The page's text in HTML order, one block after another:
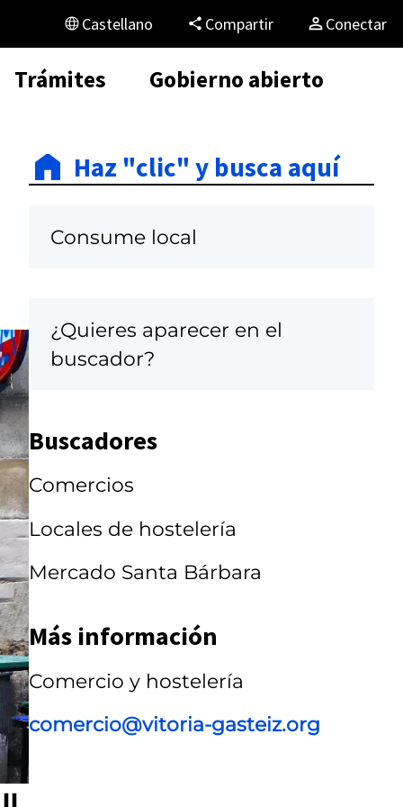
Castellano Compartir Conectar
Trámites Gobierno abierto
C
a
r
r
u
s
e
l
Haz "clic" y busca aquí
Consume local
¿Quieres aparecer en el
buscador?
Buscadores
Comercios
Locales de hostelería
Mercado Santa Bárbara
Más información
Comercio y hostelería
comercio@vitoria-gasteiz.org